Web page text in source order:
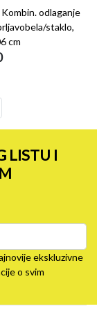
odlaganje
staklo,
cm
LISTU I
ekskluzivne
o svim